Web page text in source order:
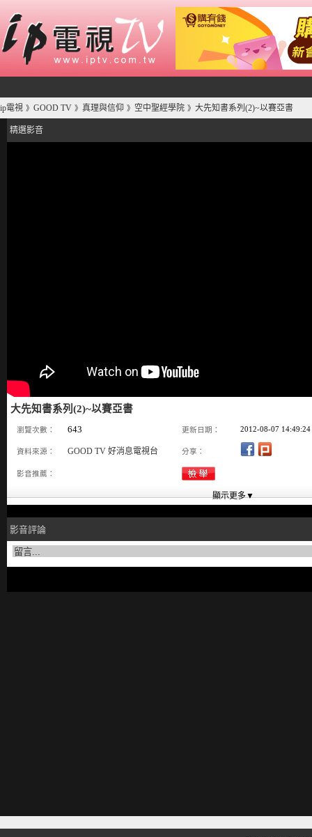
ip電視 》 GOOD TV 》 真理與信仰 》 空中聖經學院 》 大先知書系列(2)~以賽亞書
精選影音
大先知書系列(2)~以賽亞書
瀏覽次數： 643 更新日期： 2012-08-07 14:49:24
資料來源： GOOD TV 好消息電視台 分享：
影音推薦：
影音評論